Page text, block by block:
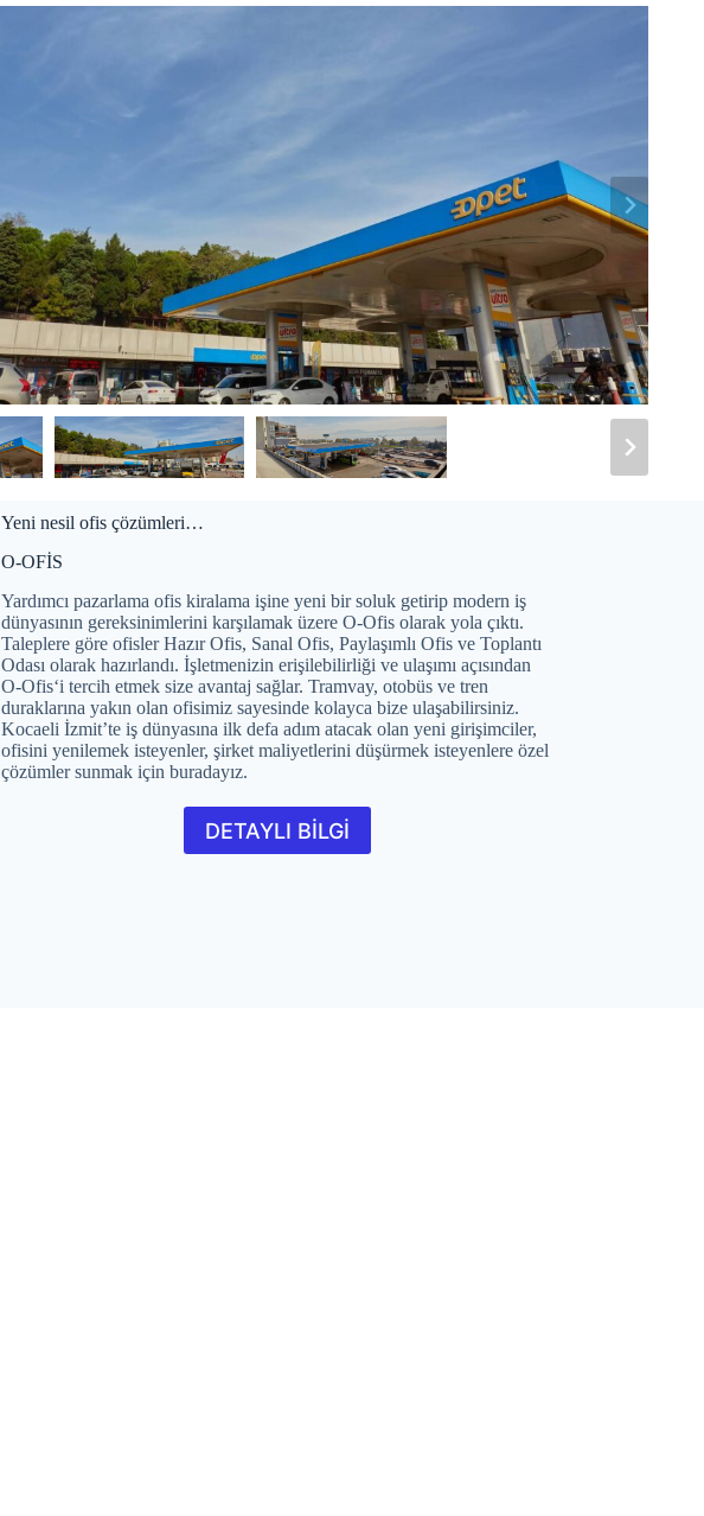
Yeni nesil ofis çözümleri…
O-OFİS
Yardımcı pazarlama ofis kiralama işine yeni bir soluk getirip modern iş
dünyasının gereksinimlerini karşılamak üzere O-Ofis olarak yola çıktı.
Taleplere göre ofisler Hazır Ofis, Sanal Ofis, Paylaşımlı Ofis ve Toplantı
Odası olarak hazırlandı. İşletmenizin erişilebilirliği ve ulaşımı açısından
O-Ofis‘i tercih etmek size avantaj sağlar. Tramvay, otobüs ve tren
duraklarına yakın olan ofisimiz sayesinde kolayca bize ulaşabilirsiniz.
Kocaeli İzmit’te iş dünyasına ilk defa adım atacak olan yeni girişimciler,
ofisini yenilemek isteyenler, şirket maliyetlerini düşürmek isteyenlere özel
çözümler sunmak için buradayız.
DETAYLI BİLGİ